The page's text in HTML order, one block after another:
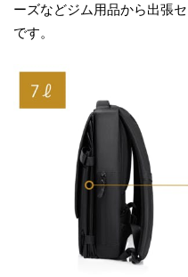
ーズなどジム用品から出張
です。